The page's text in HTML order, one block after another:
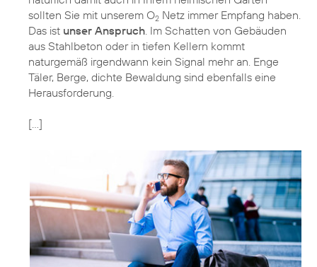
sollten Sie mit unserem O2 Netz immer Empfang haben.
Das ist unser Anspruch . Im Schatten von Gebäuden
aus Stahlbeton oder in tiefen Kellern kommt
naturgemäß irgendwann kein Signal mehr an. Enge
Täler, Berge, dichte Bewaldung sind ebenfalls eine
Herausforderung.
[…]